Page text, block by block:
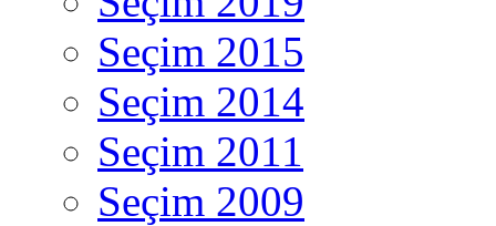
Seçim 2015
Seçim 2014
Seçim 2011
Seçim 2009